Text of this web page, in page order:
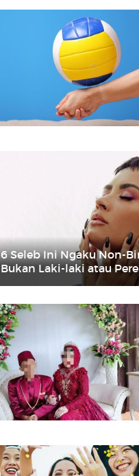
6 Seleb Ini Ngaku Non-
Bukan Laki-laki atau